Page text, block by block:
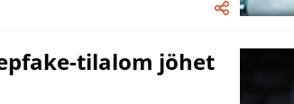
tilalom jöhet